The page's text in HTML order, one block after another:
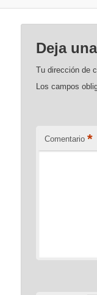
Deja
Tu dirección de
Los campos
Comentario *